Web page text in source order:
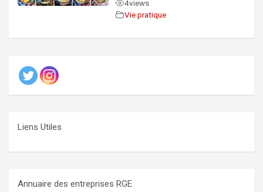
4views
Vie pratique
Liens Utiles
Annuaire des entreprises RGE